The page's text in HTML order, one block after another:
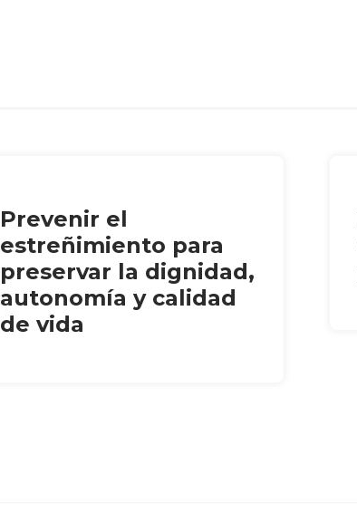
Prevenir el
estreñimiento para
preservar la dignidad,
autonomía y calidad
de vida